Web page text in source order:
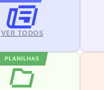
VER TODOS
PLANILHAS